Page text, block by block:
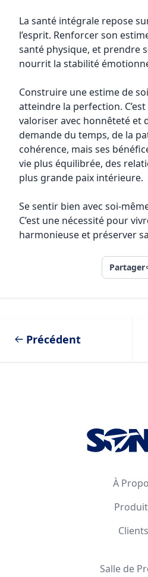
La santé intégrale repose
l’esprit. Renforcer son
santé physique, et prendre
nourrit la stabilité
Construire une estime de
atteindre la perfection.
valoriser avec honnêteté et
demande du temps, de la
cohérence, mais ses
vie plus équilibrée, des
plus grande paix intérieure.
Se sentir bien avec soi-
C’est une nécessité pour
harmonieuse et préserver
Partager
Partager
Précédent
À
Clients
Salle de